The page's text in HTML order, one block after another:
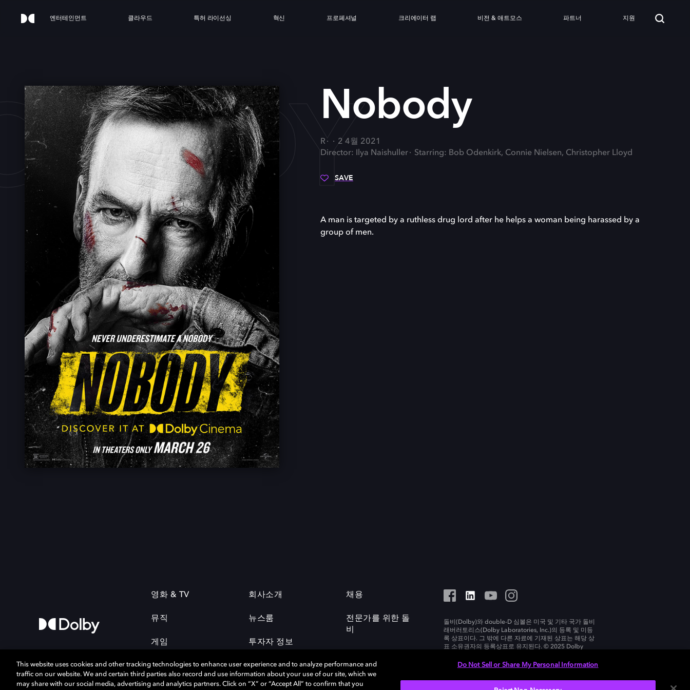
엔터테인먼트 클라우드 특허 라이선싱 혁신 프로페셔널 크리에이터 랩 비전 & 애트모스 파트너 지원
Nobody
R
2 4월 2021
Director: Ilya Naishuller
Starring: Bob Odenkirk, Connie Nielsen, Christopher Lloyd
SAVE
A man is targeted by a ruthless drug lord after he helps a woman being harassed by a
group of men.
영화 & TV
뮤직
게임
회사소개
뉴스룸
투자자 정보
채용
전문가를 위한 돌
비
돌비(Dolby)와 double-D 심볼은 미국 및 기타 국가 돌비
래버러토리스(Dolby Laboratories, Inc.)의 등록 및 미등
록 상표이다. 그 밖에 다른 자료에 기재된 상표는 해당 상
표 소유권자의 등록상표로 유지된다. © 2025 Dolby
This website uses cookies and other tracking technologies to enhance user experience and to analyze performance and
traffic on our website. We and certain third parties also record and use information about your use of our site, which we
may share with our social media, advertising and analytics partners. Click on “X” or “Accept All” to confirm that you
Do Not Sell or Share My Personal Information